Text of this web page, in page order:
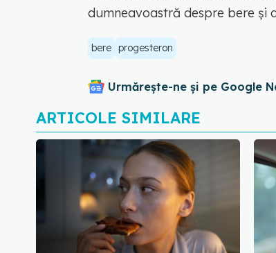
dumneavoastră despre bere și
bere progesteron
Urmărește-ne și pe Google
ARTICOLE SIMILARE